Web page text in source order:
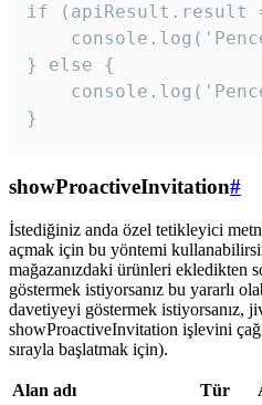
if
} else {
}
showProactiveInvitation#
İstediğiniz anda özel tetikleyici
açmak için bu yöntemi
mağazanızdaki ürünleri ekledikten
göstermek istiyorsanız bu yararlı
davetiyeyi göstermek istiyorsanız,
showProactiveInvitation işlevini
sırayla başlatmak için).
Alan adı Tür